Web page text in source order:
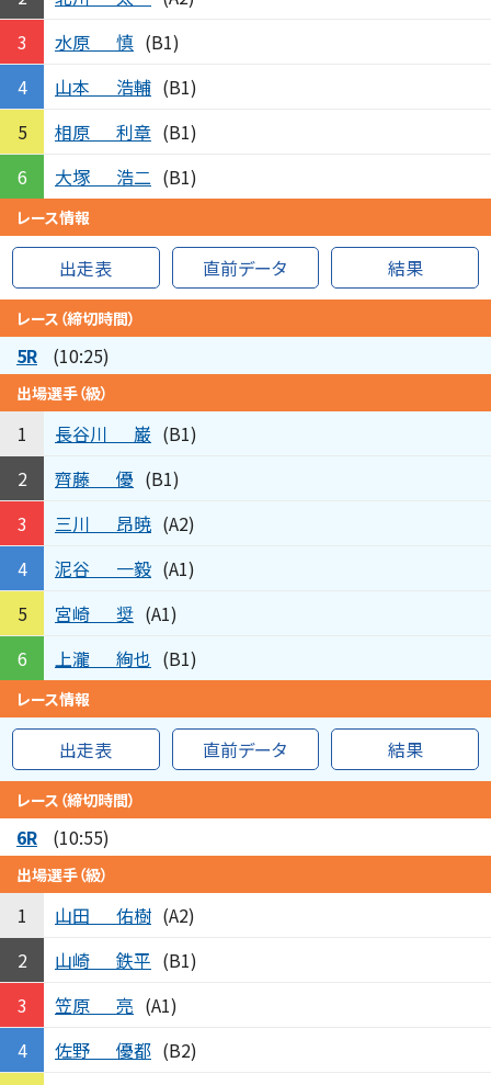
3
水原 慎 (B1)
4
山本 浩輔 (B1)
5
相原 利章 (B1)
6
大塚 浩二 (B1)
レース情報
出走表 直前データ 結果
レース（締切時間）
5R (10:25)
出場選手（級）
1 長谷川 巌 (B1)
2
齊藤 優 (B1)
3
三川 昂暁 (A2)
4
泥谷 一毅 (A1)
5
宮崎 奨 (A1)
6
上瀧 絢也 (B1)
レース情報
出走表 直前データ 結果
レース（締切時間）
6R (10:55)
出場選手（級）
1 山田 佑樹 (A2)
2
山崎 鉄平 (B1)
3
笠原 亮 (A1)
4
佐野 優都 (B2)